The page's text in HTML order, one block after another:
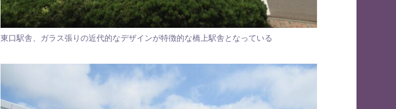
東口駅舎、ガラス張りの近代的なデザインが特徴的な橋上駅舎となっている